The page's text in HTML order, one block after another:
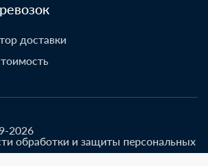
доставки
2026
обработки и защиты персональных